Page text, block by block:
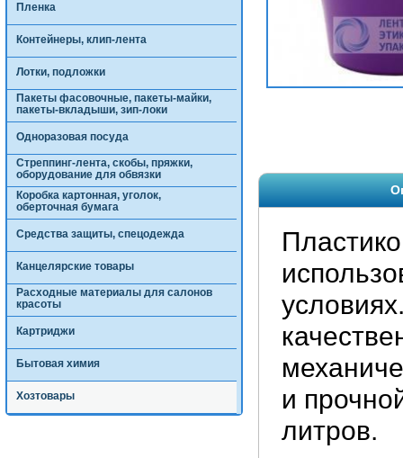
Пленка
Контейнеры, клип-лента
Лотки, подложки
Пакеты фасовочные, пакеты-майки,
пакеты-вкладыши, зип-локи
Одноразовая посуда
Стреппинг-лента, скобы, пряжки,
оборудование для обвязки
Коробка картонная, уголок,
оберточная бумага
Средства защиты, спецодежда
Канцелярские товары
Расходные материалы для салонов
красоты
Картриджи
Бытовая химия
Хозтовары
и
литров.